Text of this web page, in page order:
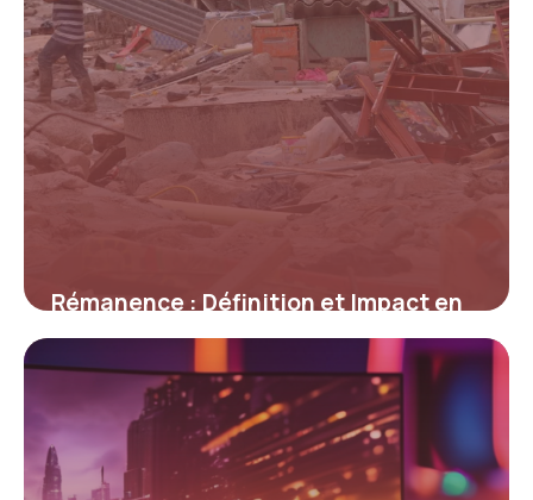
Rémanence : Définition et Impact en
Informatique
12 mai 2026